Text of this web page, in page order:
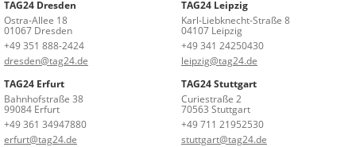
TAG24 Dresden
Ostra-Allee 18
01067 Dresden
+49 351 888-2424
dresden@tag24.de
TAG24 Leipzig
Karl-Liebknecht-Straße 8
04107 Leipzig
+49 341 24250430
leipzig@tag24.de
TAG24 Erfurt
Bahnhofstraße 38
99084 Erfurt
+49 361 34947880
erfurt@tag24.de
TAG24 Stuttgart
Curiestraße 2
70563 Stuttgart
+49 711 21952530
stuttgart@tag24.de